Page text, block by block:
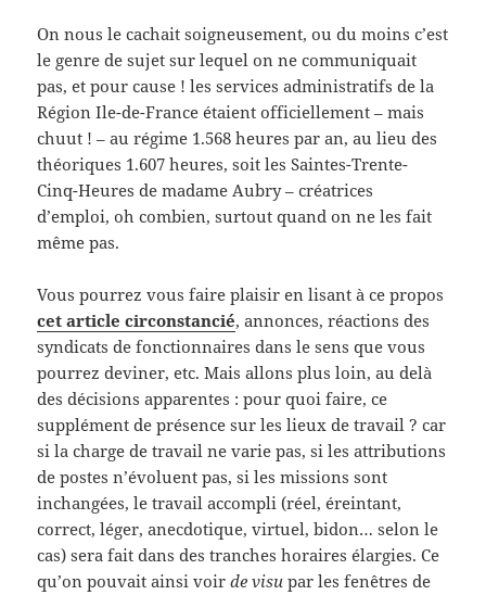
On nous le cachait soigneusement, ou du moins c’est
le genre de sujet sur lequel on ne communiquait
pas, et pour cause ! les services administratifs de la
Région Ile-de-France étaient officiellement – mais
chuut ! – au régime 1.568 heures par an, au lieu des
théoriques 1.607 heures, soit les Saintes-Trente-
Cinq-Heures de madame Aubry – créatrices
d’emploi, oh combien, surtout quand on ne les fait
même pas.
Vous pourrez vous faire plaisir en lisant à ce propos
cet article circonstancié, annonces, réactions des
syndicats de fonctionnaires dans le sens que vous
pourrez deviner, etc. Mais allons plus loin, au delà
des décisions apparentes : pour quoi faire, ce
supplément de présence sur les lieux de travail ? car
si la charge de travail ne varie pas, si les attributions
de postes n’évoluent pas, si les missions sont
inchangées, le travail accompli (réel, éreintant,
correct, léger, anecdotique, virtuel, bidon… selon le
cas) sera fait dans des tranches horaires élargies. Ce
qu’on pouvait ainsi voirde visu par les fenêtres de